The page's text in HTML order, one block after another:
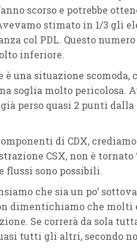
scorso e potrebbe
stimato in 1/3 gli
col PDL. Questo
inferiore.
una situazione scomoda,
soglia molto pericolosa.
perso quasi 2 punti
di CDX,
CSX, non è
flussi sono possibili.
che sia un po’
dimentichiamo che molti
Se correrà da sola
tutti gli altri, secondo